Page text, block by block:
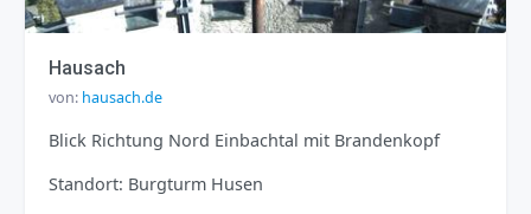
Hausach
von: hausach.de
Blick Richtung Nord Einbachtal mit Brandenkopf
Standort: Burgturm Husen